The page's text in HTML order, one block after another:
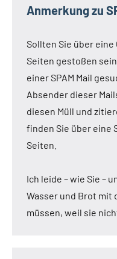
Anmerkung zu
Sollten Sie über
Seiten gestoßen
einer SPAM Mail
Absender dieser
diesen Müll und
finden Sie über eine
Seiten.
Ich leide – wie Sie –
Wasser und Brot mit
müssen, weil sie